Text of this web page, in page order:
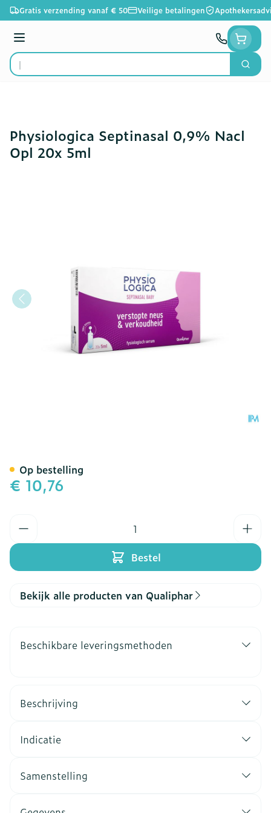
Ga naar de inhoud
Gratis verzending vanaf € 50 Veilige betalingen
Menu
Product, merk, categorie...
Zoek
Physiologica Septinasal 0,9% Nacl
Opl 20x 5ml
€ 10,76
Bestel
Op bestelling
Bekijk alle producten van Qualiphar
Beschikbare leveringsmethoden
Beschrijving
Indicatie
Samenstelling